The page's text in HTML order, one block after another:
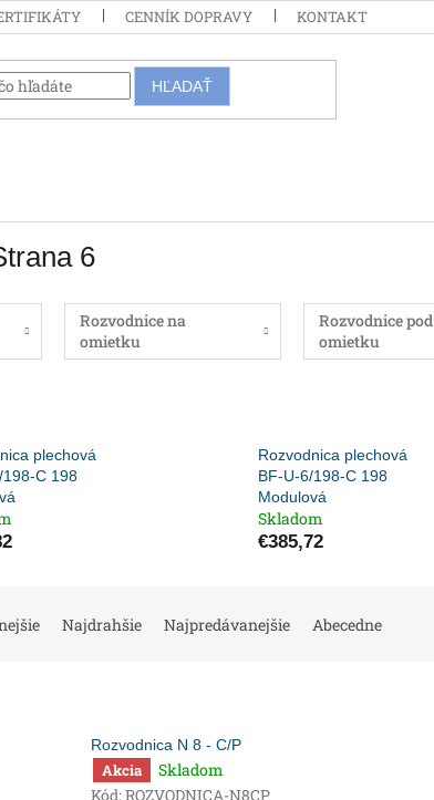
CENNÍK DOPRAVY KONTAKT
HĽADAŤ
6
Rozvodnice na
omietku
Rozvodnice pod
omietku
plechová
198-C 198
Rozvodnica plechová
BF-U-6/198-C 198
Modulová
Skladom
€385,72
Najdrahšie Najpredávanejšie Abecedne
Rozvodnica N 8 - C/P
Akcia
Skladom
Kód:ROZVODNICA-N8CP